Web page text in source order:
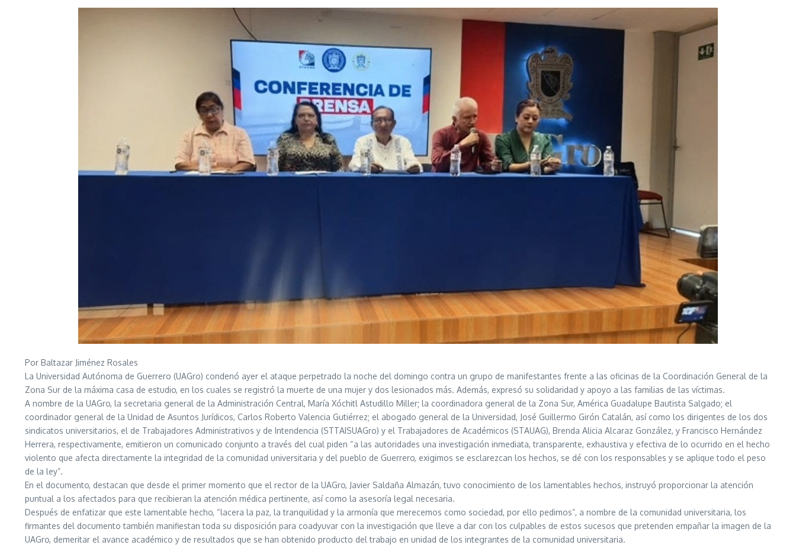
Por Baltazar Jiménez Rosales
La Universidad Autónoma de Guerrero (UAGro) condenó ayer el ataque perpetrado la noche del domingo contra un grupo de manifestantes frente a las oficinas de la Coordinación General de la
Zona Sur de la máxima casa de estudio, en los cuales se registró la muerte de una mujer y dos lesionados más. Además, expresó su solidaridad y apoyo a las familias de las víctimas.
A nombre de la UAGro, la secretaria general de la Administración Central, María Xóchitl Astudillo Miller; la coordinadora general de la Zona Sur, América Guadalupe Bautista Salgado; el
coordinador general de la Unidad de Asuntos Jurídicos, Carlos Roberto Valencia Gutiérrez; el abogado general de la Universidad, José Guillermo Girón Catalán, así como los dirigentes de los dos
sindicatos universitarios, el de Trabajadores Administrativos y de Intendencia (STTAISUAGro) y el Trabajadores de Académicos (STAUAG), Brenda Alicia Alcaraz González, y Francisco Hernández
Herrera, respectivamente, emitieron un comunicado conjunto a través del cual piden “a las autoridades una investigación inmediata, transparente, exhaustiva y efectiva de lo ocurrido en el hecho
violento que afecta directamente la integridad de la comunidad universitaria y del pueblo de Guerrero, exigimos se esclarezcan los hechos, se dé con los responsables y se aplique todo el peso
de la ley”.
En el documento, destacan que desde el primer momento que el rector de la UAGro, Javier Saldaña Almazán, tuvo conocimiento de los lamentables hechos, instruyó proporcionar la atención
puntual a los afectados para que recibieran la atención médica pertinente, así como la asesoría legal necesaria.
Después de enfatizar que este lamentable hecho, “lacera la paz, la tranquilidad y la armonía que merecemos como sociedad, por ello pedimos”, a nombre de la comunidad universitaria, los
firmantes del documento también manifiestan toda su disposición para coadyuvar con la investigación que lleve a dar con los culpables de estos sucesos que pretenden empañar la imagen de la
UAGro, demeritar el avance académico y de resultados que se han obtenido producto del trabajo en unidad de los integrantes de la comunidad universitaria.